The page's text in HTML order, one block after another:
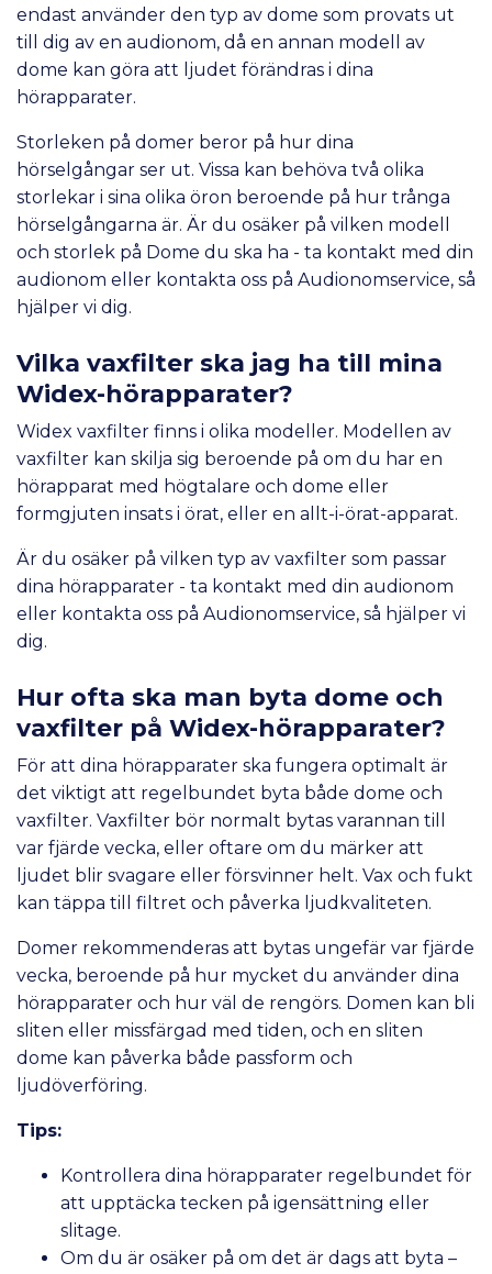
endast använder den typ av dome som provats ut
till dig av en audionom, då en annan modell av
dome kan göra att ljudet förändras i dina
hörapparater.
Storleken på domer beror på hur dina
hörselgångar ser ut. Vissa kan behöva två olika
storlekar i sina olika öron beroende på hur trånga
hörselgångarna är. Är du osäker på vilken modell
och storlek på Dome du ska ha - ta kontakt med din
audionom eller kontakta oss på Audionomservice, så
hjälper vi dig.
Vilka vaxfilter ska jag ha till mina
Widex-hörapparater?
Widex vaxfilter finns i olika modeller. Modellen av
vaxfilter kan skilja sig beroende på om du har en
hörapparat med högtalare och dome eller
formgjuten insats i örat, eller en allt-i-örat-apparat.
Är du osäker på vilken typ av vaxfilter som passar
dina hörapparater - ta kontakt med din audionom
eller kontakta oss på Audionomservice, så hjälper vi
dig.
Hur ofta ska man byta dome och
vaxfilter på Widex-hörapparater?
För att dina hörapparater ska fungera optimalt är
det viktigt att regelbundet byta både dome och
vaxfilter. Vaxfilter bör normalt bytas varannan till
var fjärde vecka, eller oftare om du märker att
ljudet blir svagare eller försvinner helt. Vax och fukt
kan täppa till filtret och påverka ljudkvaliteten.
Domer rekommenderas att bytas ungefär var fjärde
vecka, beroende på hur mycket du använder dina
hörapparater och hur väl de rengörs. Domen kan bli
sliten eller missfärgad med tiden, och en sliten
dome kan påverka både passform och
ljudöverföring.
Tips:
Kontrollera dina hörapparater regelbundet för
att upptäcka tecken på igensättning eller
slitage.
Om du är osäker på om det är dags att byta –